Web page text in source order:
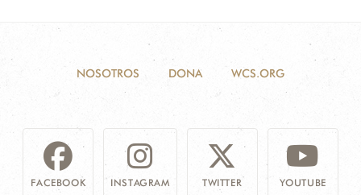
NOSOTROS DONA WCS.ORG
FACEBOOK INSTAGRAM TWITTER YOUTUBE